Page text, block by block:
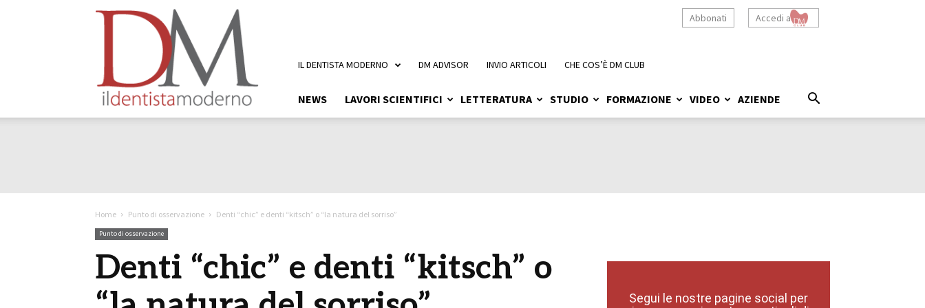
Accedi a
Abbonati
NEWS LAVORI SCIENTIFICI LETTERATURA STUDIO FORMAZIONE VIDEO AZIENDE
IL DENTISTA MODERNO DM ADVISOR INVIO ARTICOLI CHE COS’È DM CLUB
Home Punto di osservazione Denti “chic” e denti “kitsch” o “la natura del sorriso”
Punto di osservazione
Denti “chic” e denti “kitsch” o
Segui le nostre pagine social per